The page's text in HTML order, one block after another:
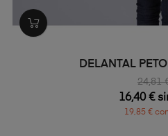
DELANTAL
24,81
16,40 €
19,85 €